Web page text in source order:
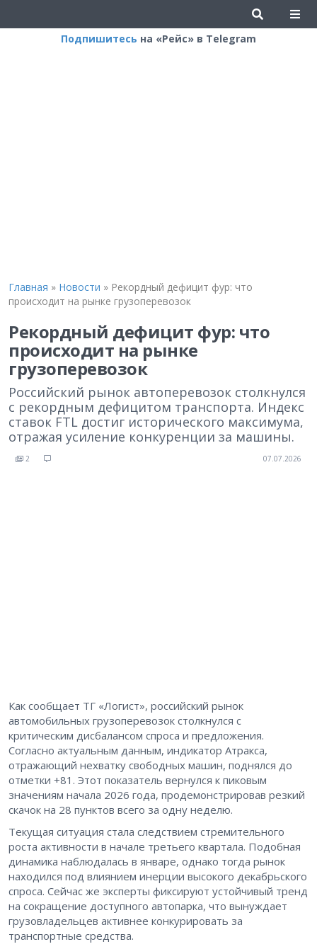
Подпишитесь на «Рейс» в Telegram
Главная » Новости » Рекордный дефицит фур: что
происходит на рынке грузоперевозок
Рекордный дефицит фур: что
происходит на рынке
грузоперевозок
Российский рынок автоперевозок столкнулся
с рекордным дефицитом транспорта. Индекс
ставок FTL достиг исторического максимума,
отражая усиление конкуренции за машины.
2 07.07.2026
Как сообщает ТГ «Логист», российский рынок
автомобильных грузоперевозок столкнулся с
критическим дисбалансом спроса и предложения.
Согласно актуальным данным, индикатор Атракса,
отражающий нехватку свободных машин, поднялся до
отметки +81. Этот показатель вернулся к пиковым
значениям начала 2026 года, продемонстрировав резкий
скачок на 28 пунктов всего за одну неделю.
Текущая ситуация стала следствием стремительного
роста активности в начале третьего квартала. Подобная
динамика наблюдалась в январе, однако тогда рынок
находился под влиянием инерции высокого декабрьского
спроса. Сейчас же эксперты фиксируют устойчивый тренд
на сокращение доступного автопарка, что вынуждает
грузовладельцев активнее конкурировать за
транспортные средства.